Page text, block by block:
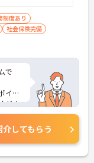
制度あり
社会保険完備
で
イン
ださ
介してもらう